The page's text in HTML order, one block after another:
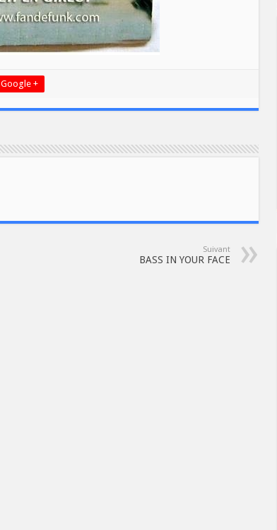
Google +
Suivant
BASS IN YOUR FACE